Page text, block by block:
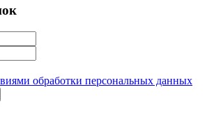
обработки персональных данных